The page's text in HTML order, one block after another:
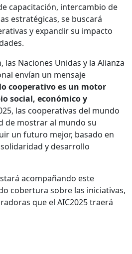
capacitación, intercambio de
estratégicas, se buscará
y expandir su impacto
las Naciones Unidas y la Alianza
envían un mensaje
cooperativo es un motor
social, económico y
las cooperativas del mundo
de mostrar al mundo su
un futuro mejor, basado en
y desarrollo
acompañando este
cobertura sobre las iniciativas,
que el AIC2025 traerá